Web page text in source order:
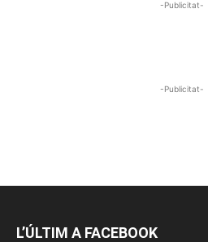
-Publicitat-
-Publicitat-
L’ÚLTIM A FACEBOOK